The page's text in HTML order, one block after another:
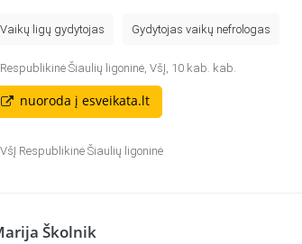
Vaikų ligų gydytojas Gydytojas vaikų nefrologas
Respublikinė Šiaulių ligoninė, VšĮ, 10 kab. kab.
nuoroda į esveikata.lt
VšĮ Respublikinė Šiaulių ligoninė
Školnik